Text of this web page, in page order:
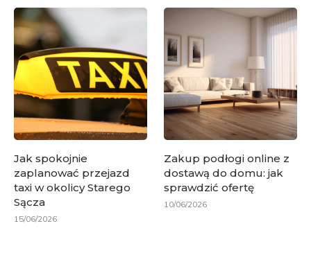
Jak spokojnie
zaplanować przejazd
taxi w okolicy Starego
Sącza
15/06/2026
Zakup podłogi online z
dostawą do domu: jak
sprawdzić ofertę
10/06/2026